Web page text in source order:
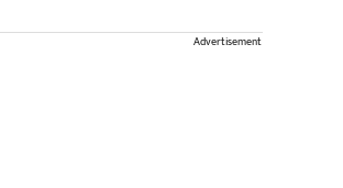
Advertisement